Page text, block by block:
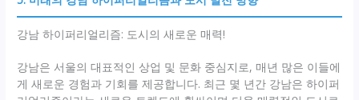
강남 하이퍼리얼리즘: 도시의 새로운 매력!
강남은 서울의 대표적인 상업 및 문화 중심지로, 매년 많은 이들에
게 새로운 경험과 기회를 제공합니다. 최근 몇 년간 강남은 하이퍼